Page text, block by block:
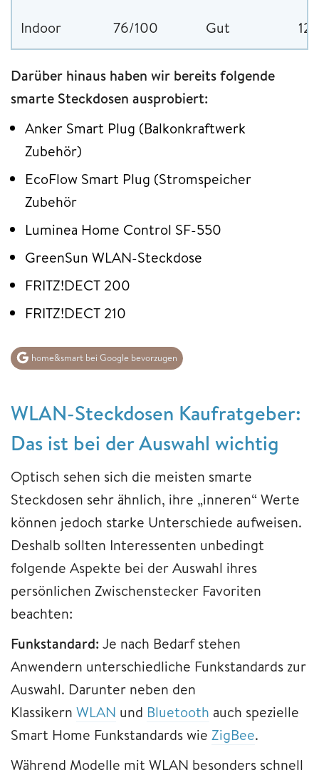
Indoor 76/100 Gut
Darüber hinaus haben wir bereits folgende
smarte Steckdosen ausprobiert:
Anker Smart Plug (Balkonkraftwerk
Zubehör)
EcoFlow Smart Plug (Stromspeicher
Zubehör
Luminea Home Control SF-550
GreenSun WLAN-Steckdose
FRITZ!DECT 200
FRITZ!DECT 210
home&smart bei Google bevorzugen
WLAN-Steckdosen Kaufratgeber:
Das ist bei der Auswahl wichtig
Optisch sehen sich die meisten smarte
Steckdosen sehr ähnlich, ihre „inneren“ Werte
können jedoch starke Unterschiede aufweisen.
Deshalb sollten Interessenten unbedingt
folgende Aspekte bei der Auswahl ihres
persönlichen Zwischenstecker Favoriten
beachten:
Funkstandard: Je nach Bedarf stehen
Anwendern unterschiedliche Funkstandards zur
Auswahl. Darunter neben den
Klassikern WLAN und Bluetooth auch spezielle
Smart Home Funkstandards wie ZigBee.
Während Modelle mit WLAN besonders schnell